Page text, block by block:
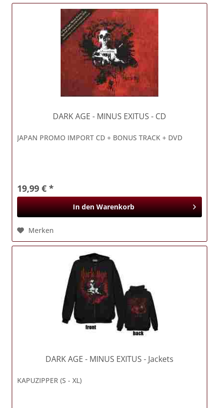
DARK AGE - MINUS EXITUS - CD
JAPAN PROMO IMPORT CD + BONUS TRACK + DVD
19,99 € *
In den Warenkorb
Merken
DARK AGE - MINUS EXITUS - Jackets
KAPUZIPPER (S - XL)